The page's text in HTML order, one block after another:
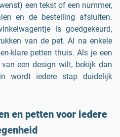
een tekst of een nummer,
en de bestelling afsluiten.
is goedgekeurd,
van de pet. Al na enkele
klare petten thuis. Als je een
een design wilt, bekijk dan
wordt iedere stap duidelijk
en petten voor iedere